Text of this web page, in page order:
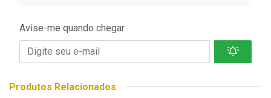
Avise-me quando chegar
Produtos Relacionados